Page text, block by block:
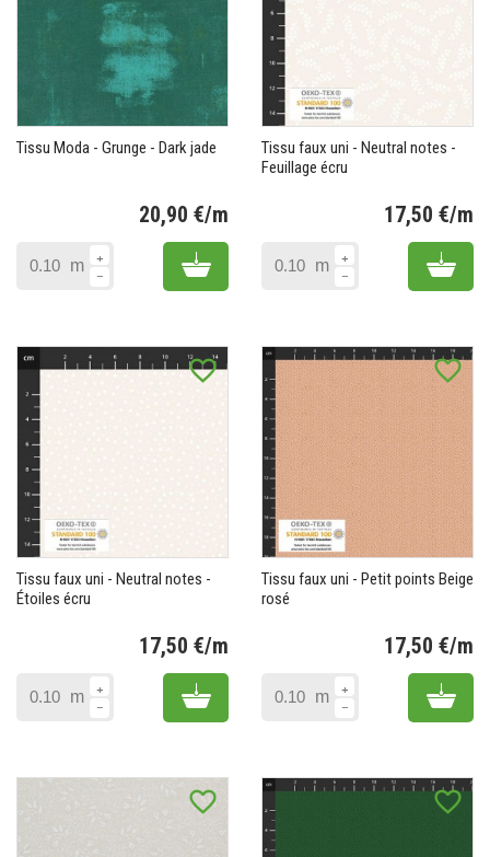
Tissu Moda - Grunge - Dark jade
20,90 €/m
m Add to cart
Tissu faux uni - Neutral notes -
Feuillage écru
17,50 €/m
m Add
favorite_border
Tissu faux uni - Neutral notes -
Étoiles écru
17,50 €/m
m Add to cart
favorite_border
Tissu faux uni - Petit points Beige
rosé
17,50 €/m
m Add
favorite_border favorite_border